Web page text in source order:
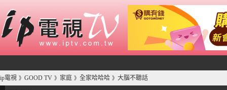
ip電視 》 GOOD TV 》 家庭 》 全家哈哈哈 》 大腦不聽話